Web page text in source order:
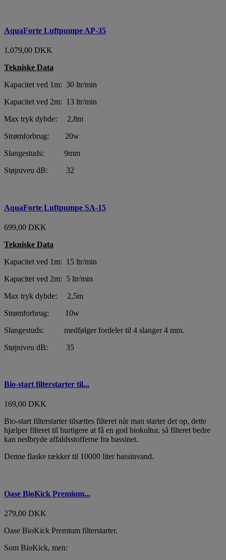
AquaForte Luftpumpe AP-35
1.079,00 DKK
Tekniske Data
Kapacitet ved 1m: 30 ltr/min
Kapacitet ved 2m: 13 ltr/min
Max tryk dybde: 2,8m
Strømforbrug: 20w
Slangestuds: 9mm
Støjniveu dB: 32
AquaForte Luftpumpe SA-15
699,00 DKK
Tekniske Data
Kapacitet ved 1m: 15 ltr/min
Kapacitet ved 2m: 5 ltr/min
Max tryk dybde: 2,5m
Strømforbrug: 10w
Slangestuds: medfølger fordeler til 4 slanger 4 mm.
Støjniveu dB: 35
Bio-start filterstarter til...
169,00 DKK
Bio-start filterstarter tilsættes filteret når man starter det op, dette
hjælper filteret til hurtigere at få en god biokultur, så filteret bedre
kan nedbryde affaldsstofferne fra bassinet.
Denne flaske rækker til 10000 liter bassinvand.
Oase BioKick Premium...
279,00 DKK
Oase BioKick Premium filterstarter.
Som BioKick, men: